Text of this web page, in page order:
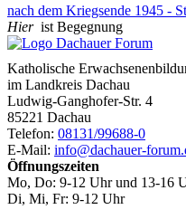
nach dem Kriegsende 1945 -
Hierist Begegnung
Katholische
im Landkreis Dachau
Ludwig-Ganghofer-Str. 4
85221 Dachau
Telefon: 08131/99688-0
E-Mail: info@dachauer-
Öffnungszeiten
Mo, Do: 9-12 Uhr und 13-16
Di, Mi, Fr: 9-12 Uhr